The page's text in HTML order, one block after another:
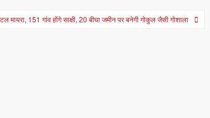
मायरा, 151 गांव होंगे साक्षी, 20 बीघा जमीन पर बनेगी गोकुल जैसी गोशाला